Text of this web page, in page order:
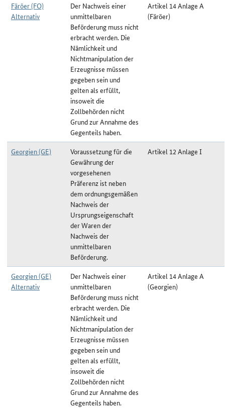
Färöer (FO)
Alternativ
Der Nachweis einer
unmittelbaren
Beförderung muss nicht
erbracht werden. Die
Nämlichkeit und
Nichtmanipulation der
Erzeugnisse müssen
gegeben sein und
gelten als erfüllt,
insoweit die
Zollbehörden nicht
Grund zur Annahme des
Gegenteils haben.
Artikel 14 Anlage A
(Färöer)
Georgien (GE)
Voraussetzung für die
Gewährung der
vorgesehenen
Präferenz ist neben
dem ordnungsgemäßen
Nachweis der
Ursprungseigenschaft
der Waren der
Nachweis der
unmittelbaren
Beförderung.
Artikel 12 Anlage I
Georgien (GE)
Alternativ
Der Nachweis einer
unmittelbaren
Beförderung muss nicht
erbracht werden. Die
Nämlichkeit und
Nichtmanipulation der
Erzeugnisse müssen
gegeben sein und
gelten als erfüllt,
insoweit die
Zollbehörden nicht
Grund zur Annahme des
Gegenteils haben.
Artikel 14 Anlage A
(Georgien)